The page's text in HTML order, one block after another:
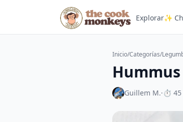
Explorar✨
Inicio/Categorías/
Guillem M.·⏱ 45